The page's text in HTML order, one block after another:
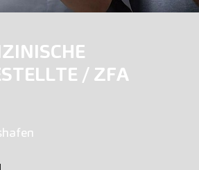
/ ZFA